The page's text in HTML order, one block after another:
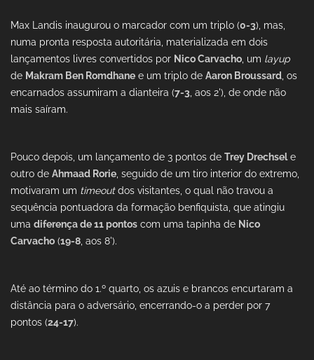
Max Landis inaugurou o marcador com um triplo (0-3), mas,
numa pronta resposta autoritária, materializada em dois
lançamentos livres convertidos por Nico Carvacho , um layup
de Makram Ben Romdhane e um triplo de Aaron Broussard , os
encarnados assumiram a dianteira (7-3 , aos 2'), de onde não
mais saíram.
Pouco depois, um lançamento de 3 pontos de Trey Drechsele
outro de Ahmaad Rorie , seguido de um tiro interior do extremo,
motivaram um timeoutdos visitantes, o qual não travou a
sequência pontuadora da formação benfiquista, que atingiu
uma diferença de 11 pontos com uma tapinha de Nico
Carvacho (19-8 , aos 8').
Até ao término do 1.º quarto, os azuis e brancos encurtaram a
distância para o adversário, encerrando-o a perder por 7
pontos (24-17).